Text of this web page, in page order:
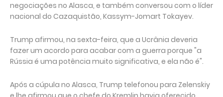
negociações no Alasca, e também conversou com o líder
nacional do Cazaquistão, Kassym-Jomart Tokayev.
Trump afirmou, na sexta-feira, que a Ucrânia deveria
fazer um acordo para acabar com a guerra porque "a
Rússia é uma potência muito significativa, e ela não é".
Após a cúpula no Alasca, Trump telefonou para Zelenskiy